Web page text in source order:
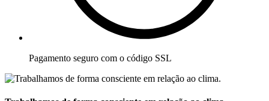
Pagamento seguro com o código SSL